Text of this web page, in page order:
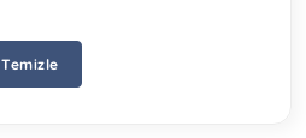
Temizle